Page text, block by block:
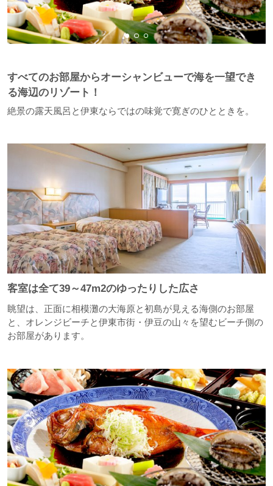
すべてのお部屋からオーシャンビューで海を一望でき
る海辺のリゾート！
絶景の露天風呂と伊東ならではの味覚で寛ぎのひとときを。
客室は全て39～47m2のゆったりした広さ
眺望は、正面に相模灘の大海原と初島が見える海側のお部屋
と、オレンジビーチと伊東市街・伊豆の山々を望むビーチ側の
お部屋があります。